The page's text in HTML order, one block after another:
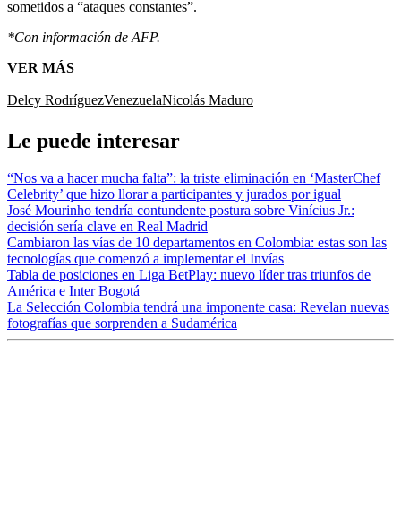
sometidos a “ataques constantes”.
*Con información de AFP.
VER MÁS
Delcy RodríguezVenezuelaNicolás Maduro
Le puede interesar
“Nos va a hacer mucha falta”: la triste eliminación en ‘MasterChef
Celebrity’ que hizo llorar a participantes y jurados por igual
José Mourinho tendría contundente postura sobre Vinícius Jr.:
decisión sería clave en Real Madrid
Cambiaron las vías de 10 departamentos en Colombia: estas son las
tecnologías que comenzó a implementar el Invías
Tabla de posiciones en Liga BetPlay: nuevo líder tras triunfos de
América e Inter Bogotá
La Selección Colombia tendrá una imponente casa: Revelan nuevas
fotografías que sorprenden a Sudamérica